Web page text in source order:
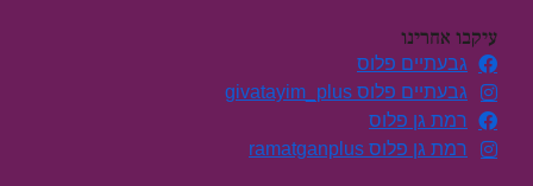
עיקבו אחרינו
גבעתיים פלוס
גבעתיים פלוס givatayim_plus
רמת גן פלוס
רמת גן פלוס ramatganplus